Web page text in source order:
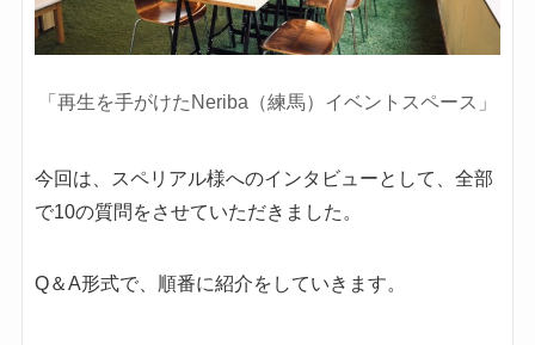
「再生を手がけたNeriba（練馬）イベントスペース」
今回は、スペリアル様へのインタビューとして、全部
で10の質問をさせていただきました。
Q＆A形式で、順番に紹介をしていきます。